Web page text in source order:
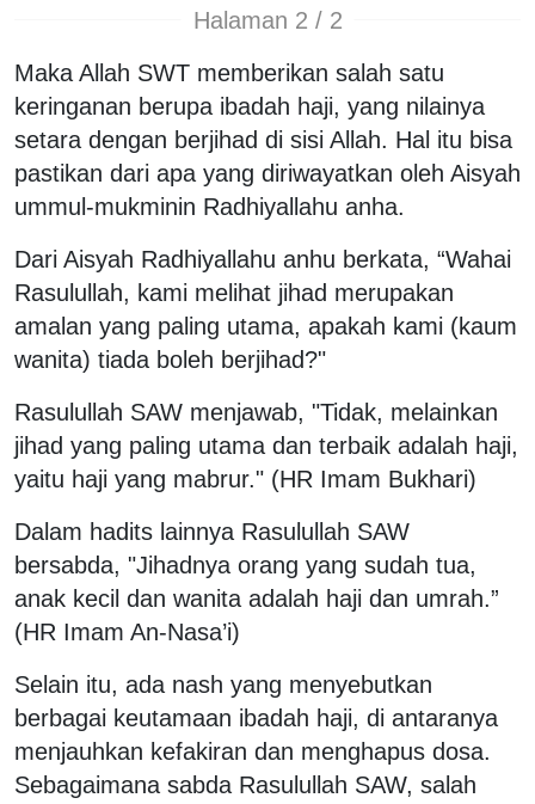
Halaman 2 / 2
Maka Allah SWT memberikan salah satu
keringanan berupa ibadah haji, yang nilainya
setara dengan berjihad di sisi Allah. Hal itu bisa
pastikan dari apa yang diriwayatkan oleh Aisyah
ummul-mukminin Radhiyallahu anha.
Dari Aisyah Radhiyallahu anhu berkata, “Wahai
Rasulullah, kami melihat jihad merupakan
amalan yang paling utama, apakah kami (kaum
wanita) tiada boleh berjihad?"
Rasulullah SAW menjawab, "Tidak, melainkan
jihad yang paling utama dan terbaik adalah haji,
yaitu haji yang mabrur." (HR Imam Bukhari)
Dalam hadits lainnya Rasulullah SAW
bersabda, "Jihadnya orang yang sudah tua,
anak kecil dan wanita adalah haji dan umrah.”
(HR Imam An-Nasa’i)
Selain itu, ada nash yang menyebutkan
berbagai keutamaan ibadah haji, di antaranya
menjauhkan kefakiran dan menghapus dosa.
Sebagaimana sabda Rasulullah SAW, salah